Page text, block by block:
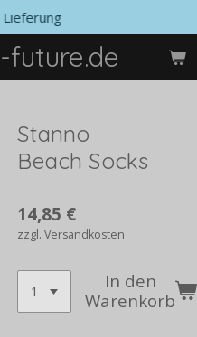
Lieferung
Stanno
Beach Socks
14,85 €
zzgl. Versandkosten
In den
Warenkorb